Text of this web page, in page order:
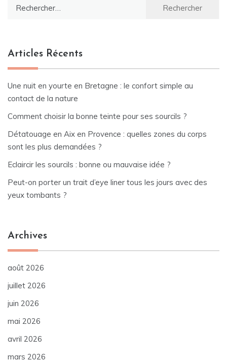
Articles Récents
Une nuit en yourte en Bretagne : le confort simple au
contact de la nature
Comment choisir la bonne teinte pour ses sourcils ?
Détatouage en Aix en Provence : quelles zones du corps
sont les plus demandées ?
Eclaircir les sourcils : bonne ou mauvaise idée ?
Peut-on porter un trait d’eye liner tous les jours avec des
yeux tombants ?
Archives
août 2026
juillet 2026
juin 2026
mai 2026
avril 2026
mars 2026